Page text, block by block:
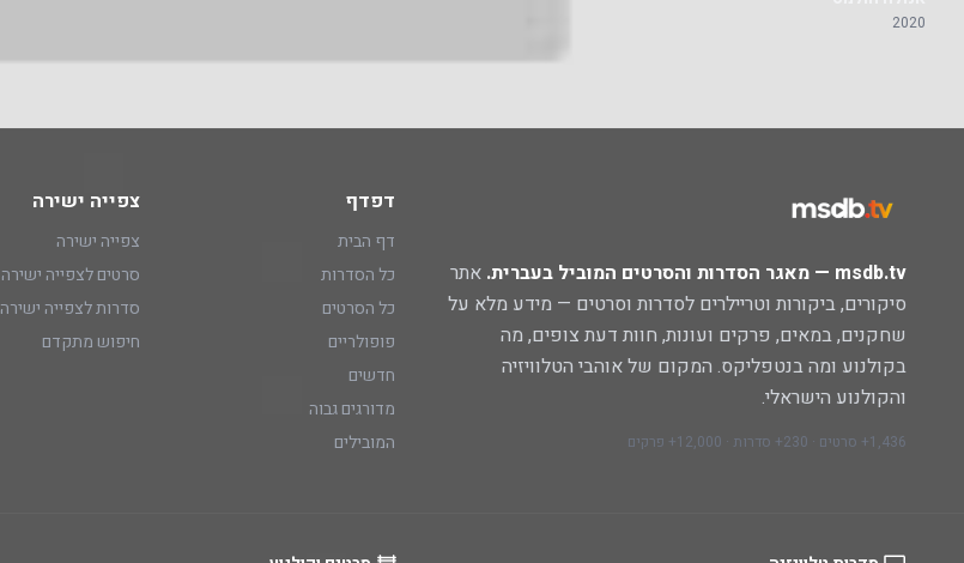
2020
msdb.tv — מאגר הסדרות והסרטים המוביל בעברית.
אתר
סיקורים, ביקורות וטריילרים לסדרות וסרטים — מידע מלא על
שחקנים, במאים, פרקים ועונות, חוות דעת צופים, מה
בקולנוע ומה בנטפליקס. המקום של אוהבי הטלוויזיה
והקולנוע הישראלי.
1,436+ סרטים · 230+ סדרות · 12,000+ פרקים
דפדף
דף הבית
כל הסדרות
כל הסרטים
פופולריים
חדשים
מדורגים גבוה
המובילים
צפייה ישירה
צפייה ישירה
סרטים לצפייה ישירה
סדרות לצפייה ישירה
חיפוש מתקדם